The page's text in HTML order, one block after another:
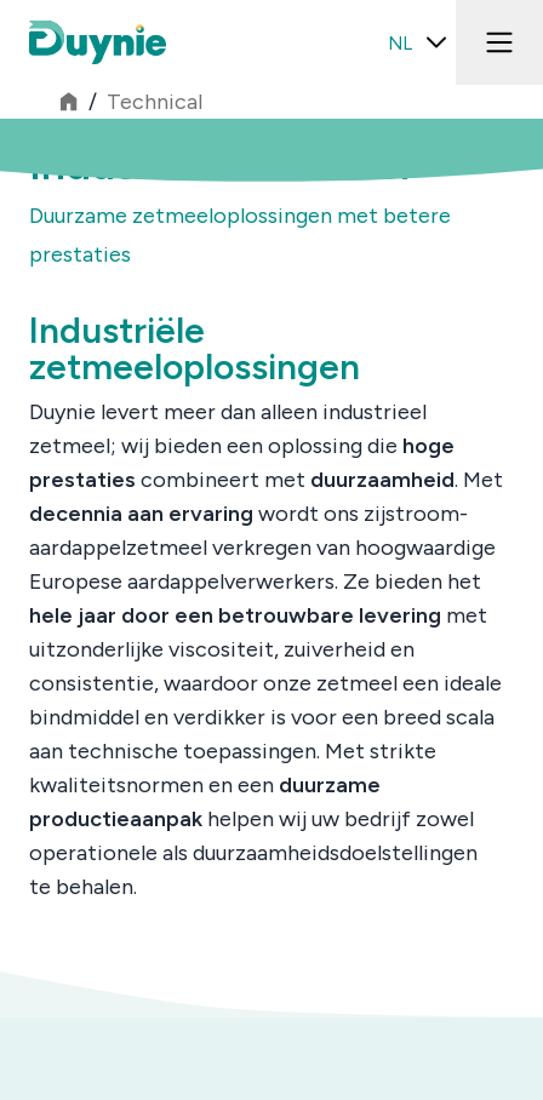
NL
/ Technical
Industrieel zetmeel
Duurzame zetmeeloplossingen met betere
prestaties
Industriële
zetmeeloplossingen
Duynie levert meer dan alleen industrieel
zetmeel; wij bieden een oplossing die hoge
prestaties combineert met duurzaamheid. Met
decennia aan ervaring wordt ons zijstroom-
aardappelzetmeel verkregen van hoogwaardige
Europese aardappelverwerkers. Ze bieden het
hele jaar door een betrouwbare levering met
uitzonderlijke viscositeit, zuiverheid en
consistentie, waardoor onze zetmeel een ideale
bindmiddel en verdikker is voor een breed scala
aan technische toepassingen. Met strikte
kwaliteitsnormen en een duurzame
productieaanpak helpen wij uw bedrijf zowel
operationele als duurzaamheidsdoelstellingen
te behalen.